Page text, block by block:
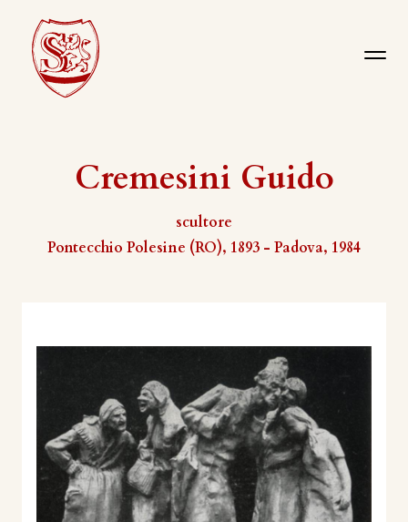
Cremesini Guido
scultore
Pontecchio Polesine (RO), 1893 - Padova, 1984